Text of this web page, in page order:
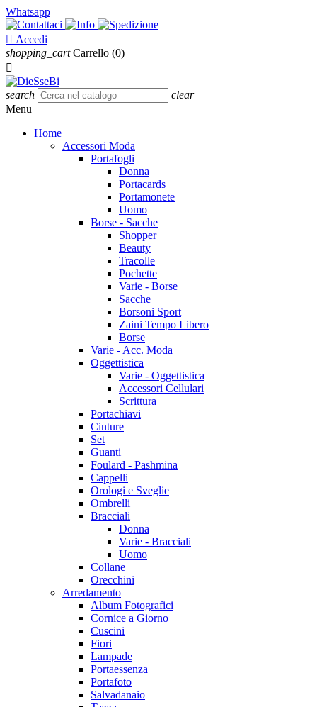
Whatsapp
 Accedi
shopping_cart Carrello (0)

search
clear
Menu
Home
Accessori Moda
Portafogli
Donna
Portacards
Portamonete
Uomo
Borse - Sacche
Shopper
Beauty
Tracolle
Pochette
Varie - Borse
Sacche
Borsoni Sport
Zaini Tempo Libero
Borse
Varie - Acc. Moda
Oggettistica
Varie - Oggettistica
Accessori Cellulari
Scrittura
Portachiavi
Cinture
Set
Guanti
Foulard - Pashmina
Cappelli
Orologi e Sveglie
Ombrelli
Bracciali
Donna
Varie - Bracciali
Uomo
Collane
Orecchini
Arredamento
Album Fotografici
Cornice a Giorno
Cuscini
Fiori
Lampade
Portaessenza
Portafoto
Salvadanaio